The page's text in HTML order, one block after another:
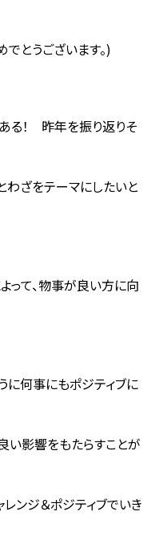
とうございます。)
る！ 昨年を振り返りそ
ざをテーマにしたいと
って、物事が良い方に向
に何事にもポジティブに
い影響をもたらすことが
ンジ＆ポジティブでいき